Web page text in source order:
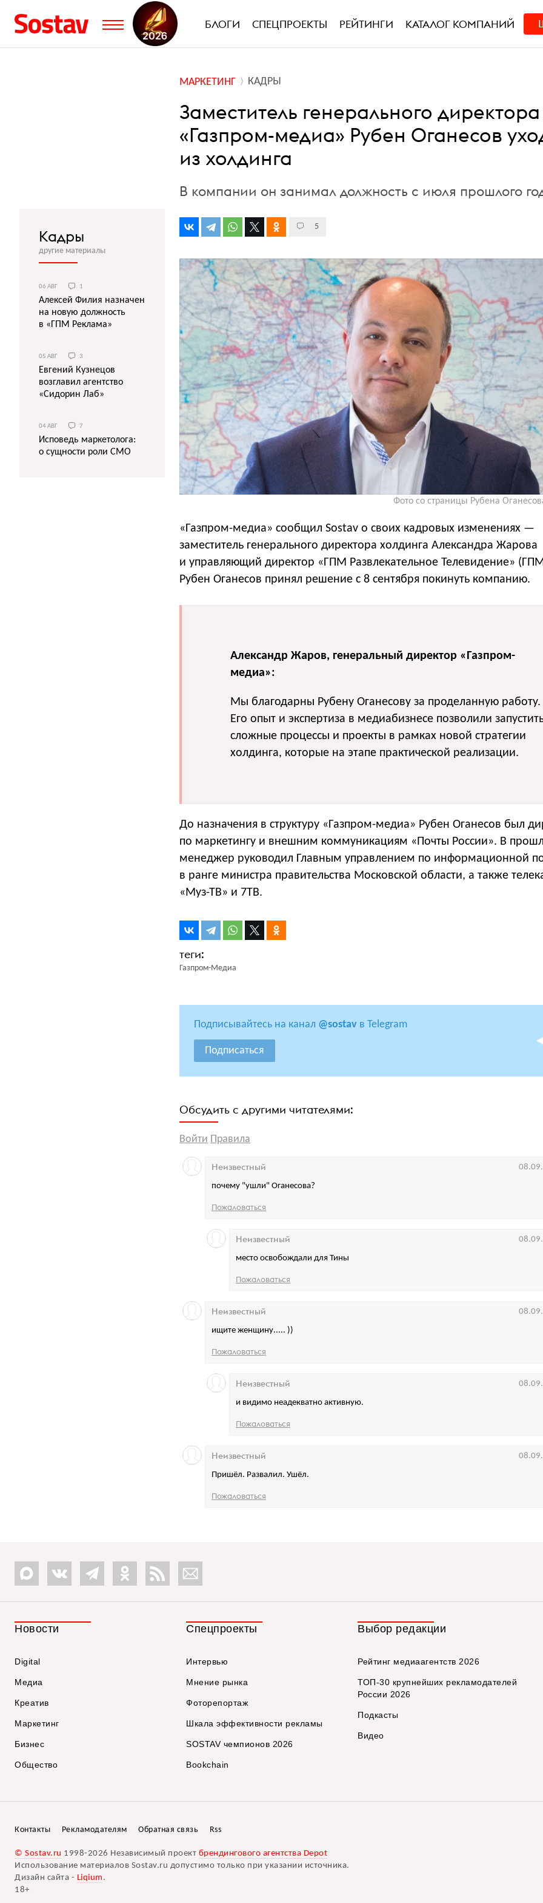
БЛОГИ СПЕЦПРОЕКТЫ РЕЙТИНГИ КАТАЛОГ КОМПАНИЙ
МАРКЕТИНГ КАДРЫ
Заместитель генерального директора
«Газпром-медиа» Рубен Оганесов
из холдинга
В компании он занимал должность с июля прошлого
5
Фото со страницы Рубена
«Газпром-медиа» сообщил Sostav о своих кадровых изменениях —
заместитель генерального директора холдинга Александра Жарова
и управляющий директор «ГПМ Развлекательное Телевидение»
Рубен Оганесов принял решение с 8 сентября покинуть компанию.
Александр Жаров, генеральный директор «Газпром-
медиа»:
Мы благодарны Рубену Оганесову за проделанную работу.
Его опыт и экспертиза в медиабизнесе позволили
сложные процессы и проекты в рамках новой стратегии
холдинга, которые на этапе практической реализации.
До назначения в структуру «Газпром-медиа» Рубен Оганесов был
по маркетингу и внешним коммуникациям «Почты России». В
менеджер руководил Главным управлением по информационной
в ранге министра правительства Московской области, а также
«Муз-ТВ» и 7ТВ.
Газпром-Медиа
Подписывайтесь на канал @sostav в Telegram
Подписаться
Обсудить с другими читателями:
Войти Правила
почему "ушли" Оганесова?
Неизвестный
Пожаловаться
место освобождали для Тины
Неизвестный
Пожаловаться
ищите женщину..... ))
Неизвестный
Пожаловаться
и видимо неадекватно активную.
Неизвестный
Пожаловаться
Пришёл. Развалил. Ушёл.
Неизвестный
Пожаловаться
Кадры
другие материалы
06 АВГ 1
Алексей Филия назначен
на новую должность
в «ГПМ Реклама»
05 АВГ 3
Евгений Кузнецов
возглавил агентство
«Сидорин Лаб»
04 АВГ 7
Исповедь маркетолога:
о сущности роли СМО
Новости
Digital
Медиа
Креатив
Маркетинг
Бизнес
Общество
Спецпроекты
Интервью
Мнение рынка
Фоторепортаж
Шкала эффективности рекламы
SOSTAV чемпионов 2026
Bookchain
Выбор редакции
Рейтинг медиаагентств 2026
ТОП-30 крупнейших рекламодателей
России 2026
Подкасты
Видео
Контакты Рекламодателям Обратная связь Rss
© Sostav.ru 1998-2026 Независимый проект брендингового агентства Depot
Использование материалов Sostav.ru допустимо только при указании источника.
Дизайн сайта - Liqium .
18+